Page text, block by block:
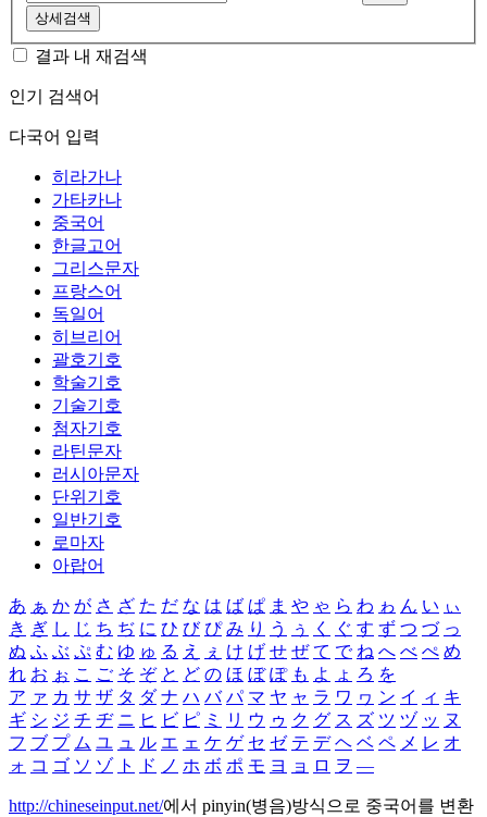
상세검색
결과 내 재검색
인기 검색어
다국어 입력
히라가나
가타카나
중국어
한글고어
그리스문자
프랑스어
독일어
히브리어
괄호기호
학술기호
기술기호
첨자기호
라틴문자
러시아문자
단위기호
일반기호
로마자
아랍어
あ ぁ か が さ ざ た だ な は ば ぱ ま や ゃ ら わ ゎ ん い ぃ
き ぎ し じ ち ぢ に ひ び ぴ み り う ぅ く ぐ す ず つ づ っ
ぬ ふ ぶ ぷ む ゆ ゅ る え ぇ け げ せ ぜ て で ね へ べ ぺ め
れ お ぉ こ ご そ ぞ と ど の ほ ぼ ぽ も よ ょ ろ を
ア ァ カ サ ザ タ ダ ナ ハ バ パ マ ヤ ャ ラ ワ ヮ ン イ ィ キ
ギ シ ジ チ ヂ ニ ヒ ビ ピ ミ リ ウ ゥ ク グ ス ズ ツ ヅ ッ ヌ
フ ブ プ ム ユ ュ ル エ ェ ケ ゲ セ ゼ テ デ ヘ ベ ペ メ レ オ
ォ コ ゴ ソ ゾ ト ド ノ ホ ボ ポ モ ヨ ョ ロ ヲ ―
http://chineseinput.net/에서 pinyin(병음)방식으로 중국어를 변환